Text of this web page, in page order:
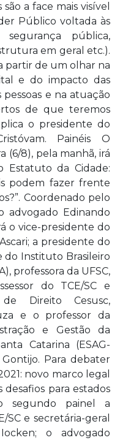
a face mais visível
Público voltada às
segurança pública,
em geral etc.).
partir de um olhar na
e do impacto das
e na atuação
de que teremos
o presidente do
Painéis O
(6/8), pela manhã, irá
Estatuto da Cidade:
podem fazer frente
Coordenado pelo
advogado Edinando
o vice-presidente do
a presidente do
do Instituto Brasileiro
professora da UFSC,
do TCE/SC e
Direito Cesusc,
e o professor da
e Gestão da
Catarina (ESAG-
Para debater
novo marco legal
para estados
segundo painel a
e secretária-geral
o advogado